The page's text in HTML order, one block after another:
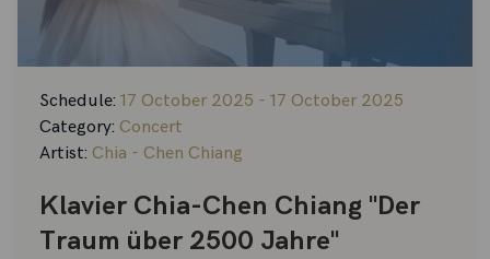
Schedule: 17 October 2025 - 17 October 2025
Category: Concert
Artist: Chia - Chen Chiang
Klavier Chia-Chen Chiang "Der
Traum über 2500 Jahre"